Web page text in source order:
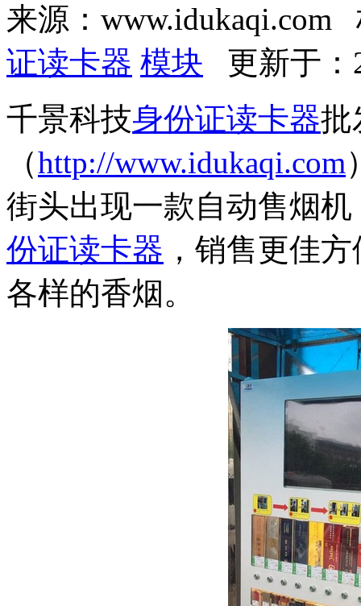
来源：www.idukaqi.com
证读卡器 模块 更新于：
千景科技身份证读卡器批
（http://www.idukaqi.com
街头出现一款自动售烟机
份证读卡器 ，销售更佳
各样的香烟。